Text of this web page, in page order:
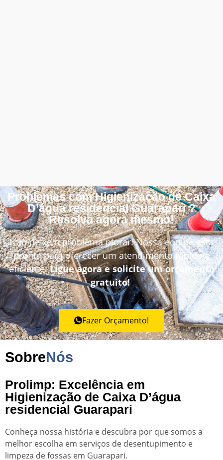
Problemas com Higienização de Caixa
D’água residencial Guarapari ?
Resolva agora mesmo!
Não deixe o problema piorar! Nossa equipe está
pronta para oferecer um atendimento rápido e
eficiente.Ligue agora e solicite um orçamento
gratuito!
Fazer Orçamento!
SobreNós
Prolimp: Excelência em
Higienização de Caixa D’água
residencial Guarapari
Conheça nossa história e descubra por que somos a
melhor escolha em serviços de desentupimento e
limpeza de fossas em Guarapari.